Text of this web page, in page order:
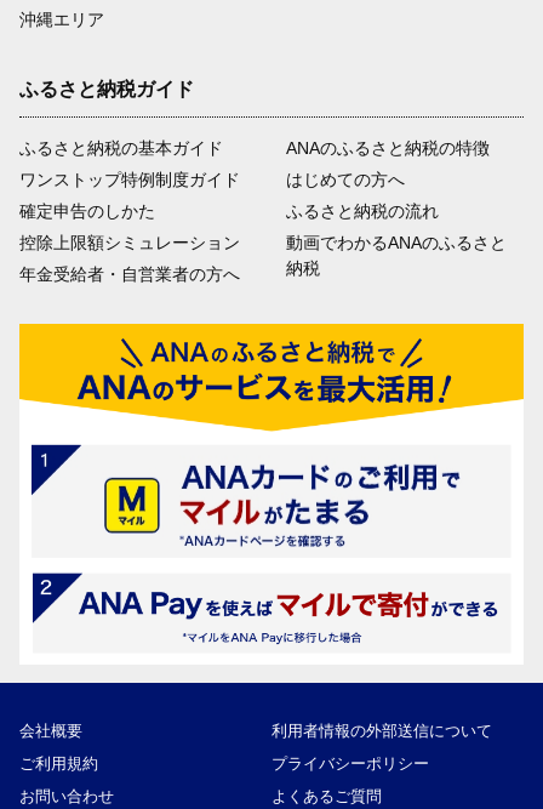
沖縄エリア
ふるさと納税ガイド
ふるさと納税の基本ガイド
ワンストップ特例制度ガイド
確定申告のしかた
控除上限額シミュレーション
年金受給者・自営業者の方へ
ANAのふるさと納税の特徴
はじめての方へ
ふるさと納税の流れ
動画でわかるANAのふるさと
納税
会社概要
利用者情報の外部送信について
ご利用規約
プライバシーポリシー
お問い合わせ
よくあるご質問